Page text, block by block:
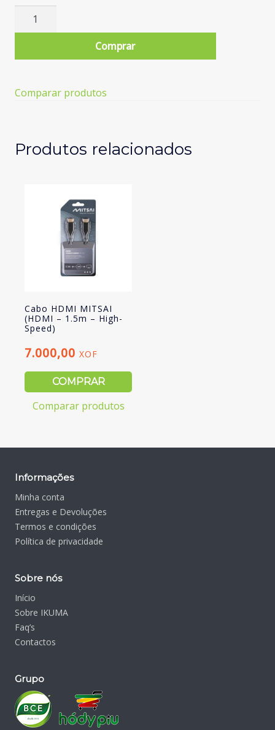
Quantidade
HDMI
(HDMI
-
High-
Comprar
Comparar produtos
Produtos relacionados
Cabo HDMI MITSAI
(HDMI – 1.5m – High-
Speed)
7.000,00 XOF
COMPRAR
Comparar produtos
Informações
Minha conta
Entregas e Devoluções
Termos e condições
Política de privacidade
Sobre nós
Início
Sobre IKUMA
Faq’s
Contactos
Grupo